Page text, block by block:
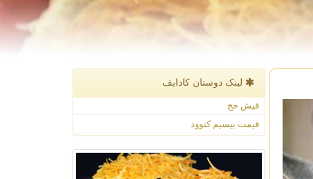
لینک دوستان كادایف
فیش حج
قیمت بیسیم کنوود